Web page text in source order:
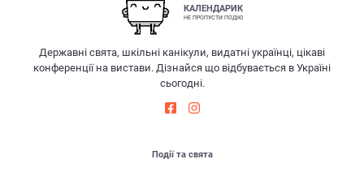
КАЛЕНДАРИК
НЕ ПРОПУСТИ ПОДІЮ
Державні свята, шкільні канікули, видатні українці, цікаві
конференції на вистави. Дізнайся що відбувається в Україні
сьогодні.
Події та свята